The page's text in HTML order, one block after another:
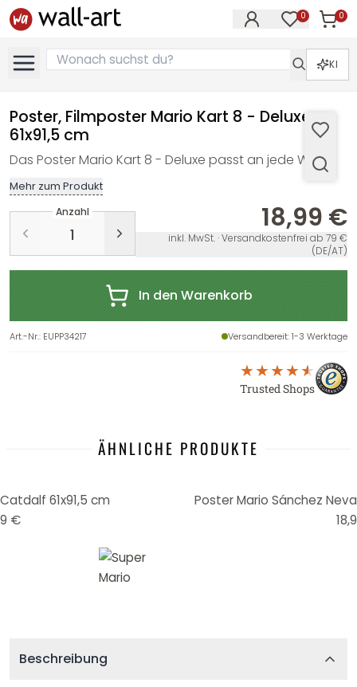
0 0
KI
Poster, Filmposter Mario Kart 8 - Deluxe
61x91,5 cm
Das Poster Mario Kart 8 - Deluxe passt an jede Wand
Mehr zum Produkt
Anzahl 18,99 €
inkl. MwSt. · Versandkostenfrei ab 79 €
(DE/AT)
In den Warenkorb
Art.-Nr.: EUPP34217 Versandbereit: 1-3 Werktage
Trusted Shops
ÄHNLICHE PRODUKTE
61x91,5 cm
€
Poster Mario Sánchez
Beschreibung